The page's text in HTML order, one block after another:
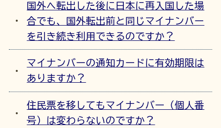
国外へ転出した後に日本に再入国した場
合でも、国外転出前と同じマイナンバー
を引き続き利用できるのですか？
マイナンバーの通知カードに有効期限は
ありますか？
住民票を移してもマイナンバー（個人番
号）は変わらないのですか？